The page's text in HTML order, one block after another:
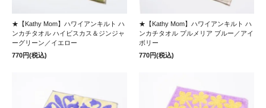
★【Kathy Mom】ハワイアンキルト ハ
ンカチタオル ハイビスカス＆ジンジャ
ーグリーン／イエロー
770円(税込)
★【Kathy Mom】ハワイアンキルト ハ
ンカチタオル プルメリア ブルー／アイ
ボリー
770円(税込)